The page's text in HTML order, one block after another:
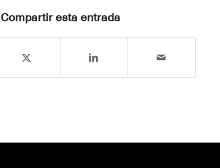
Compartir esta entrada